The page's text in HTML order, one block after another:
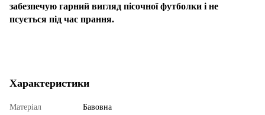
забезпечую гарний вигляд пісочної футболки і не
псується під час прання.
Характеристики
Матеріал
Бавовна